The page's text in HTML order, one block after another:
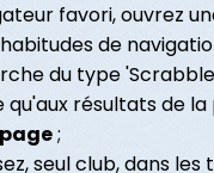
favori, ouvrez
de
du type
qu'aux résultats de
;
seul club, dans